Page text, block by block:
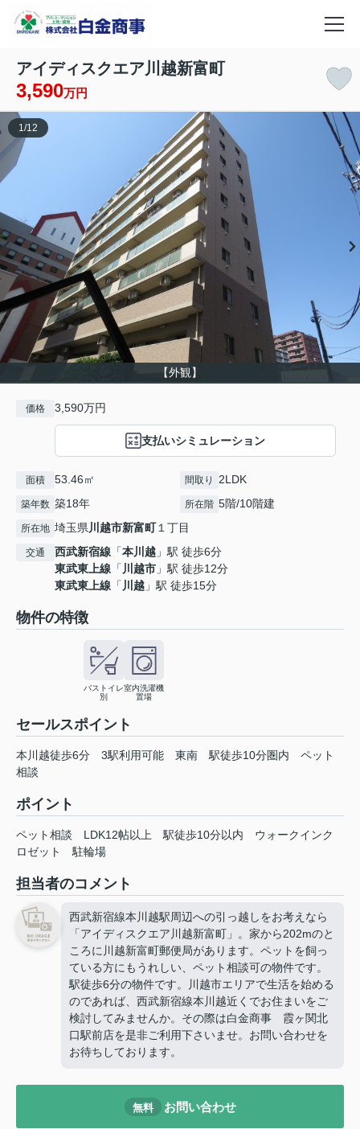
アイディスクエア川越新富町
3,590万円
【外観】
1 /12
価格 3,590万円
支払いシミュレーション
面積 53.46㎡ 間取り 2LDK
築年数 築18年 所在階 5階/10階建
所在地 埼玉県川越市新富町１丁目
交通 西武新宿線 「本川越 」駅 徒歩6分
東武東上線 「 川越市 」駅 徒歩12分
東武東上線 「 川越 」駅 徒歩15分
物件の特徴
バストイレ
別
室内洗濯機
置場
セールスポイント
本川越徒歩6分 3駅利用可能 東南 駅徒歩10分圏内 ペット
相談
ポイント
ペット相談 LDK12帖以上 駅徒歩10分以内
ウォークインク
ロゼット
駐輪場
担当者のコメント
西武新宿線本川越駅周辺への引っ越しをお考えなら
「アイディスクエア川越新富町」。家から202mのと
ころに川越新富町郵便局があります。ペットを飼っ
ている方にもうれしい、ペット相談可の物件です。
駅徒歩6分の物件です。川越市エリアで生活を始める
のであれば、西武新宿線本川越近くでお住まいをご
検討してみませんか。その際は白金商事 霞ヶ関北
口駅前店を是非ご利用下さいませ。お問い合わせを
お待ちしております。
無料 お問い合わせ